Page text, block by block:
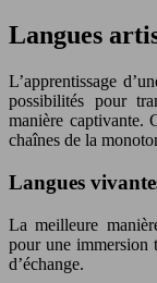
Langues
L’apprentissage
possibilités pour
manière captivante.
chaînes de la
Langues
La meilleure
pour une immersion
d’échange.